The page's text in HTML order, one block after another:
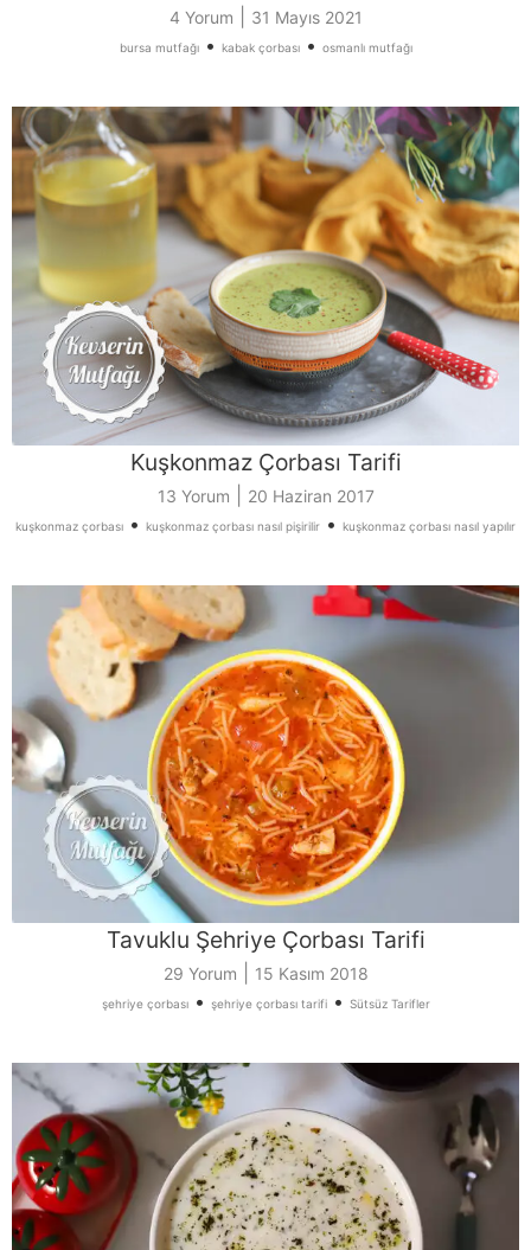
4 Yorum 31 Mayıs 2021
bursa mutfağı• kabak çorbası• osmanlı mutfağı
Kuşkonmaz Çorbası Tarifi
13 Yorum 20 Haziran 2017
kuşkonmaz çorbası • kuşkonmaz çorbası nasıl pişirilir • kuşkonmaz çorbası nasıl yapılır
Tavuklu Şehriye Çorbası Tarifi
29 Yorum 15 Kasım 2018
şehriye çorbası• şehriye çorbası tarifi• Sütsüz Tarifler